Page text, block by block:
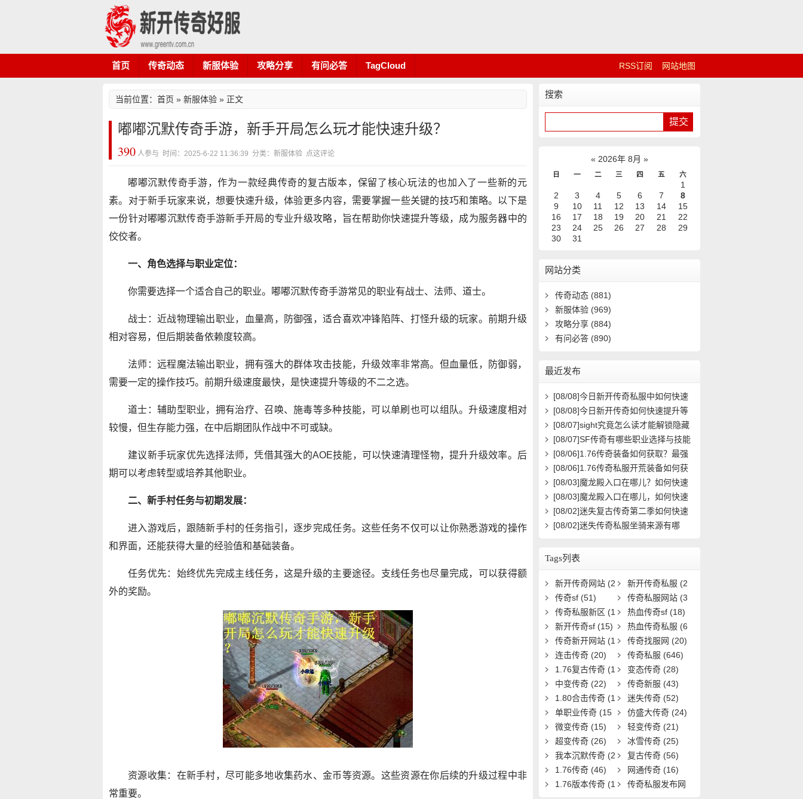
首页 传奇动态 新服体验 攻略分享 有问必答 TagCloud RSS订阅 网站地图
当前位置： 首页 » 新服体验 » 正文
嘟嘟沉默传奇手游，新手开局怎么玩才能快速升级？
390 人参与 时间：2025-6-22 11:36:39 分类：新服体验 点这评论
嘟嘟沉默传奇手游，作为一款经典传奇的复古版本，保留了核心玩法的也加入了一些新的元
素。对于新手玩家来说，想要快速升级，体验更多内容，需要掌握一些关键的技巧和策略。以下是
一份针对嘟嘟沉默传奇手游新手开局的专业升级攻略，旨在帮助你快速提升等级，成为服务器中的
佼佼者。
一、角色选择与职业定位：
你需要选择一个适合自己的职业。嘟嘟沉默传奇手游常见的职业有战士、法师、道士。
战士：近战物理输出职业，血量高，防御强，适合喜欢冲锋陷阵、打怪升级的玩家。前期升级
相对容易，但后期装备依赖度较高。
法师：远程魔法输出职业，拥有强大的群体攻击技能，升级效率非常高。但血量低，防御弱，
需要一定的操作技巧。前期升级速度最快，是快速提升等级的不二之选。
道士：辅助型职业，拥有治疗、召唤、施毒等多种技能，可以单刷也可以组队。升级速度相对
较慢，但生存能力强，在中后期团队作战中不可或缺。
建议新手玩家优先选择法师，凭借其强大的AOE技能，可以快速清理怪物，提升升级效率。后
期可以考虑转型或培养其他职业。
二、新手村任务与初期发展：
进入游戏后，跟随新手村的任务指引，逐步完成任务。这些任务不仅可以让你熟悉游戏的操作
和界面，还能获得大量的经验值和基础装备。
任务优先：始终优先完成主线任务，这是升级的主要途径。支线任务也尽量完成，可以获得额
外的奖励。
资源收集：在新手村，尽可能多地收集药水、金币等资源。这些资源在你后续的升级过程中非
常重要。
搜索
« 2026年 8月 »
日 一 二 三 四 五 六
1
2
3 4 5 6 7
8
9
10 11 12 13 14
15
16
17 18 19 20 21
22
23
24 25 26 27 28
29
30
31
网站分类
传奇动态 (881)
新服体验 (969)
攻略分享 (884)
有问必答 (890)
最近发布
[08/08]今日新开传奇私服中如何快速
提升角色等级？
[08/08]今日新开传奇如何快速提升等
级？
[08/07]sight究竟怎么读才能解锁隐藏
关卡？新手必看攻略解析
[08/07]SF传奇有哪些职业选择与技能
搭配攻略？
[08/06]1.76传奇装备如何获取？最强
装备属性与搭配攻略
[08/06]1.76传奇私服开荒装备如何获
取？在哪里能领取到？
[08/03]魔龙殿入口在哪儿？如何快速
到达并通关？
[08/03]魔龙殿入口在哪儿，如何快速
到达并通关？
[08/02]迷失复古传奇第二季如何快速
提升等级？
[08/02]迷失传奇私服坐骑来源有哪
Tags列表
新开传奇网站 (2
5)
新开传奇私服 (2
8)
传奇sf (51) 传奇私服网站 (3
3)
传奇私服新区 (1
9)
热血传奇sf (18)
新开传奇sf (15) 热血传奇私服 (6
1)
传奇新开网站 (1
5)
传奇找服网 (20)
连击传奇 (20) 传奇私服 (646)
1.76复古传奇 (1
9)
变态传奇 (28)
中变传奇 (22) 传奇新服 (43)
1.80合击传奇 (1
8)
迷失传奇 (52)
单职业传奇 (15
1)
仿盛大传奇 (24)
微变传奇 (15) 轻变传奇 (21)
超变传奇 (26) 冰雪传奇 (25)
我本沉默传奇 (2
0)
复古传奇 (56)
1.76传奇 (46) 网通传奇 (16)
1.76版本传奇 (1
传奇私服发布网